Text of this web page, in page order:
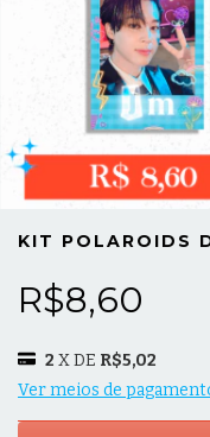
KIT POLAROIDS
R$8,60
2 X DE R$5,02
Ver meios de